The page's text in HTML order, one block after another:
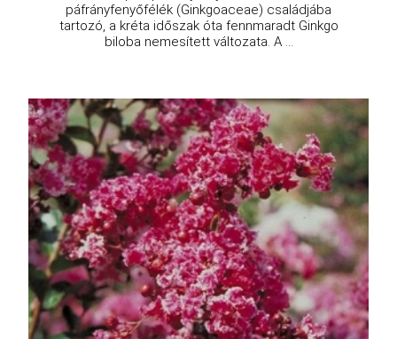
páfrányfenyőfélék (Ginkgoaceae) családjába
tartozó, a kréta időszak óta fennmaradt Ginkgo
biloba nemesített változata. A ...